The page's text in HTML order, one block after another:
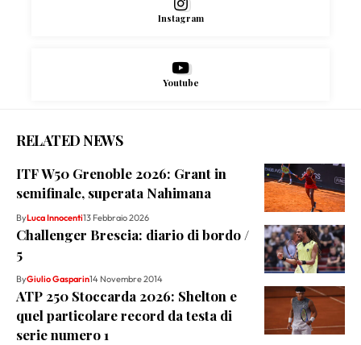
Instagram
Youtube
RELATED NEWS
ITF W50 Grenoble 2026: Grant in
semifinale, superata Nahimana
ByLuca Innocenti13 Febbraio 2026
Challenger Brescia: diario di bordo /
5
ByGiulio Gasparin14 Novembre 2014
ATP 250 Stoccarda 2026: Shelton e
quel particolare record da testa di
serie numero 1